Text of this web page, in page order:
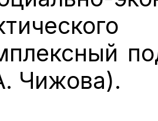
Чижова).